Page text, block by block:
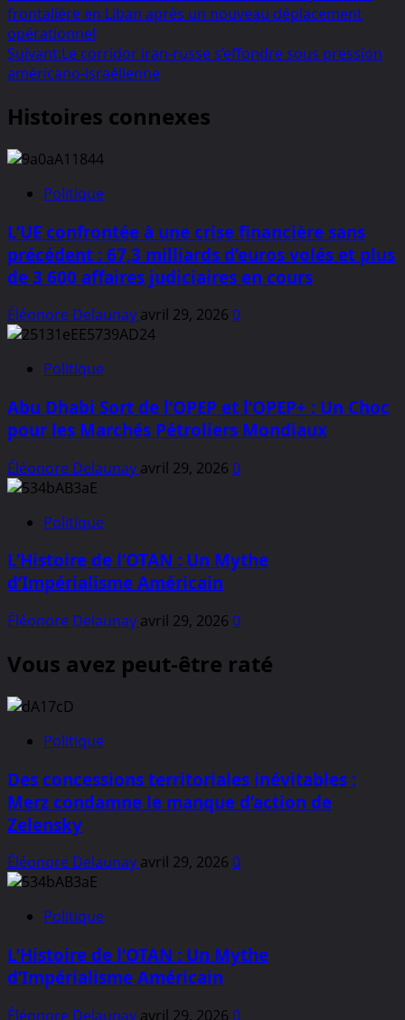
d’article
frontalière en Liban après un nouveau déplacement
opérationnel
Suivant:Le corridor iran-russe s’effondre sous pression
américano-israélienne
Histoires connexes
Politique
L’UE confrontée à une crise financière sans
précédent : 67,3 milliards d’euros volés et plus
de 3 600 affaires judiciaires en cours
Éléonore Delaunay avril 29, 2026 0
Politique
Abu Dhabi Sort de l’OPEP et l’OPEP+ : Un Choc
pour les Marchés Pétroliers Mondiaux
Éléonore Delaunay avril 29, 2026 0
Politique
L’Histoire de l’OTAN : Un Mythe
d’Impérialisme Américain
Éléonore Delaunay avril 29, 2026 0
Vous avez peut-être raté
Politique
Des concessions territoriales inévitables :
Merz condamne le manque d’action de
Zelensky
Éléonore Delaunay avril 29, 2026 0
Politique
L’Histoire de l’OTAN : Un Mythe
d’Impérialisme Américain
Éléonore Delaunay avril 29, 2026 0